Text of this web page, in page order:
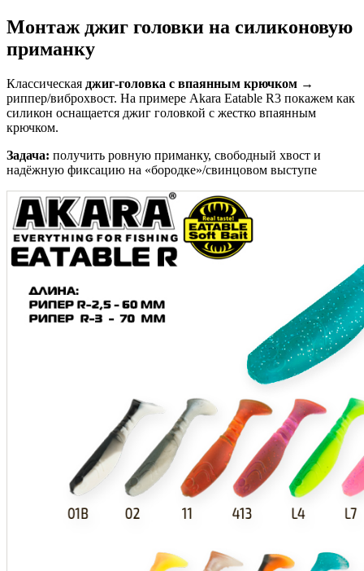
Монтаж джиг головки на силиконовую
приманку
Классическая джиг-головка с впаянным крючком →
риппер/виброхвост. На примере Akara Eatable R3 покажем как
силикон оснащается джиг головкой с жестко впаянным
крючком.
Задача: получить ровную приманку, свободный хвост и
надёжную фиксацию на «бородке»/свинцовом выступе